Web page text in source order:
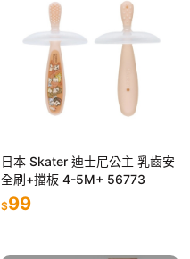
日本 Skater 迪士尼公主 乳齒安
全刷+擋板 4-5M+ 56773
$99